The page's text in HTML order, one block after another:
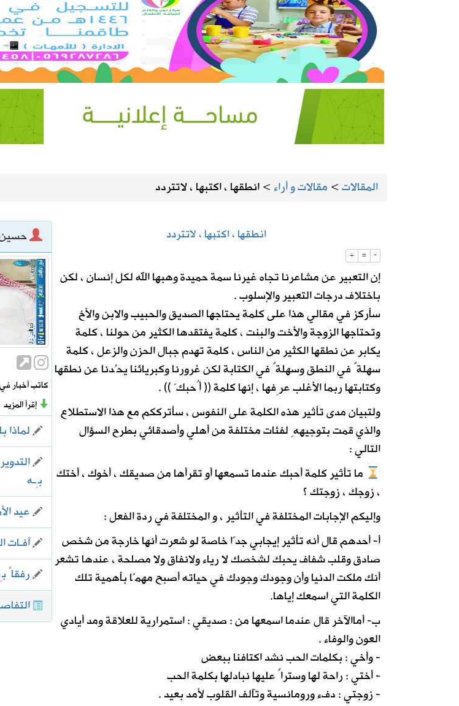
2026-08-07الحرارة تصل لـ 50 مئوية.. الإنذار البرتقالي بموجة حارة على الأحساء وعدة مدن بالشرقية
2026-08-07 “الغذاء والدواء” تسحب 3 منتجات قهوة وشوكولاتة وتحذر من استهلاكها
2026-08-06رسميًا.. الأهلي يعلن التعاقد مع الكرواتي الهولندي مارينو بوسيتش
2026-08-06 وزارة الدفاع تعيّن اللواء البحري الركن عبدالله الشهري قائدًا للتحالف البحري الدفاعي متعدد
استاد أرامكو يقترب من لحظة الافتتاح.. سبتمبر يحسم الجاهزية ونوفمبر موعد الانطلاق
2026-08-06أمانة الأحساء تنجز تطوير الطريق الرابط بين العقير والطرف لتعزيز السلامة المرورية وكفاءة
المقالات> مقالات و أراء>انطقها ، اكتبها ، لاتتردد
كاتب أخبار
إقرأ المزيد
لماذا
بِـه
عيد
آفـات
رفقاً
انطقها ، اكتبها ، لاتتردد
+ = -
إن التعبير عن مشاعرنا تجاه غيرنا سمة حميدة وهبها الله لكل إنسان ، لكن
باختلاف درجات التعبير والإسلوب .
سأركز في مقالي هذا على كلمة يحتاجها الصديق والحبيب والابن والأخ
وتحتاجها الزوجة والأخت والبنت ، كلمة يفتقدها الكثير من حولنا ، كلمة
يكابر عن نطقها الكثير من الناس ، كلمة تهدم جبال الحزن والزعل ، كلمة
سهلةٌ في النطق وسهلةٌ في الكتابة لكن غرورنا وكبريائنا يحُدنا عن نطقها
وكتابتها ربما الأغلب عرِفها ، إنها كلمة (( أُحبكَ )) .
ولتبيان مدى تأثير هذه الكلمة على النفوس ، سأترككم مع هذا الاستطلاع
والذي قمت بتوجيههِ لفئات مختلفة من أهلي وأصدقائي بطرح السؤال
التالي :
ما تأثير كلمة أحبك عندما تسمعها أو تقرأها من صديقك ، أخوك ، أختك
، زوجك ، زوجتك ؟
وإليكم الإجابات المختلفة في التأثير ، و المختلفة في ردة الفعل :
أ- أحدهم قال أنه تأثير إيجابي جدًا خاصة لو شعرت أنها خارجة من شخص
صادق وقلب شفاف يحبك لشخصك لا رياء ولانفاق ولا مصلحة ، عندها تشعر
أنك ملكت الدنيا وأن وجودك وجودك في حياته أصبح مهمًا بأهمية تلك
الكلمة التي اسمعك إياها.
ب- أماالآخر قال عندما اسمعها من : صديقي : استمرارية للعلاقة ومد أيادي
العون والوفاء .
- وأخي : بكلمات الحب نشد اكتافنا ببعض
- أختي : راحة لها وستراً عليها نبادلها بكلمة الحب
- زوجتي : دفء ورومانسية وتآلف القلوب لأمد بعيد .